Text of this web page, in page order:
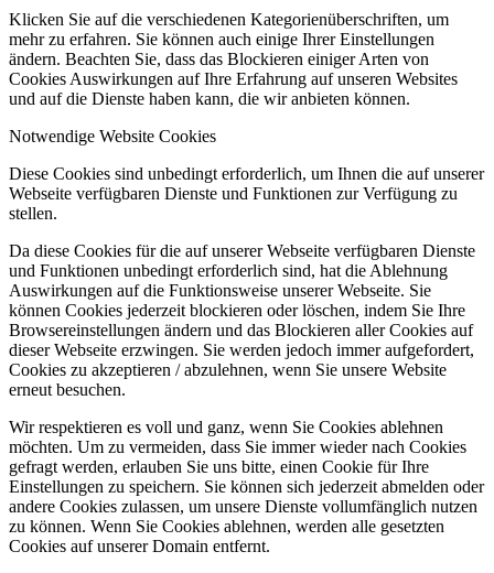
Klicken Sie auf die verschiedenen Kategorienüberschriften, um
mehr zu erfahren. Sie können auch einige Ihrer Einstellungen
ändern. Beachten Sie, dass das Blockieren einiger Arten von
Cookies Auswirkungen auf Ihre Erfahrung auf unseren Websites
und auf die Dienste haben kann, die wir anbieten können.
Notwendige Website Cookies
Diese Cookies sind unbedingt erforderlich, um Ihnen die auf unserer
Webseite verfügbaren Dienste und Funktionen zur Verfügung zu
stellen.
Da diese Cookies für die auf unserer Webseite verfügbaren Dienste
und Funktionen unbedingt erforderlich sind, hat die Ablehnung
Auswirkungen auf die Funktionsweise unserer Webseite. Sie
können Cookies jederzeit blockieren oder löschen, indem Sie Ihre
Browsereinstellungen ändern und das Blockieren aller Cookies auf
dieser Webseite erzwingen. Sie werden jedoch immer aufgefordert,
Cookies zu akzeptieren / abzulehnen, wenn Sie unsere Website
erneut besuchen.
Wir respektieren es voll und ganz, wenn Sie Cookies ablehnen
möchten. Um zu vermeiden, dass Sie immer wieder nach Cookies
gefragt werden, erlauben Sie uns bitte, einen Cookie für Ihre
Einstellungen zu speichern. Sie können sich jederzeit abmelden oder
andere Cookies zulassen, um unsere Dienste vollumfänglich nutzen
zu können. Wenn Sie Cookies ablehnen, werden alle gesetzten
Cookies auf unserer Domain entfernt.